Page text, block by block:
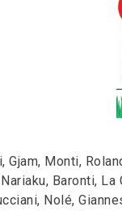
Gjam, Monti,
Baronti,
Nolé,